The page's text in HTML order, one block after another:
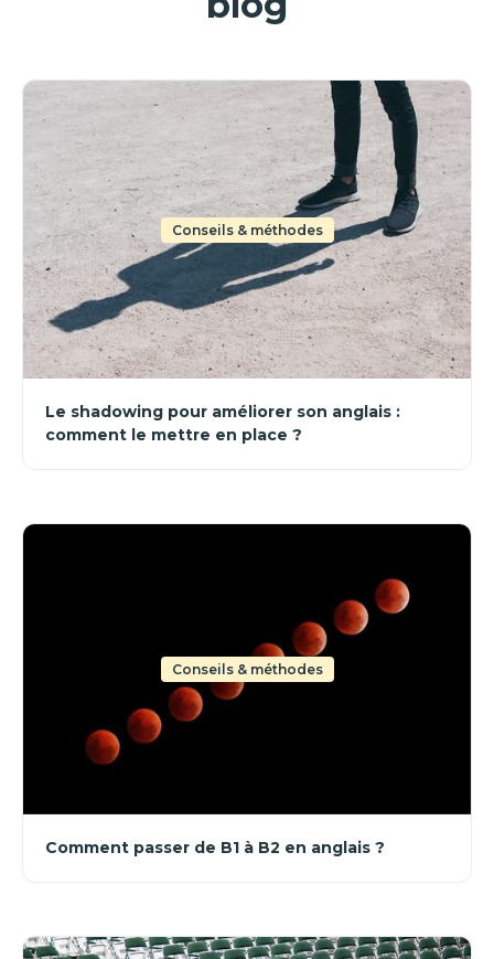
Conseils & méthodes
Le shadowing pour améliorer son anglais :
comment le mettre en place ?
Conseils & méthodes
Comment passer de B1 à B2 en anglais ?